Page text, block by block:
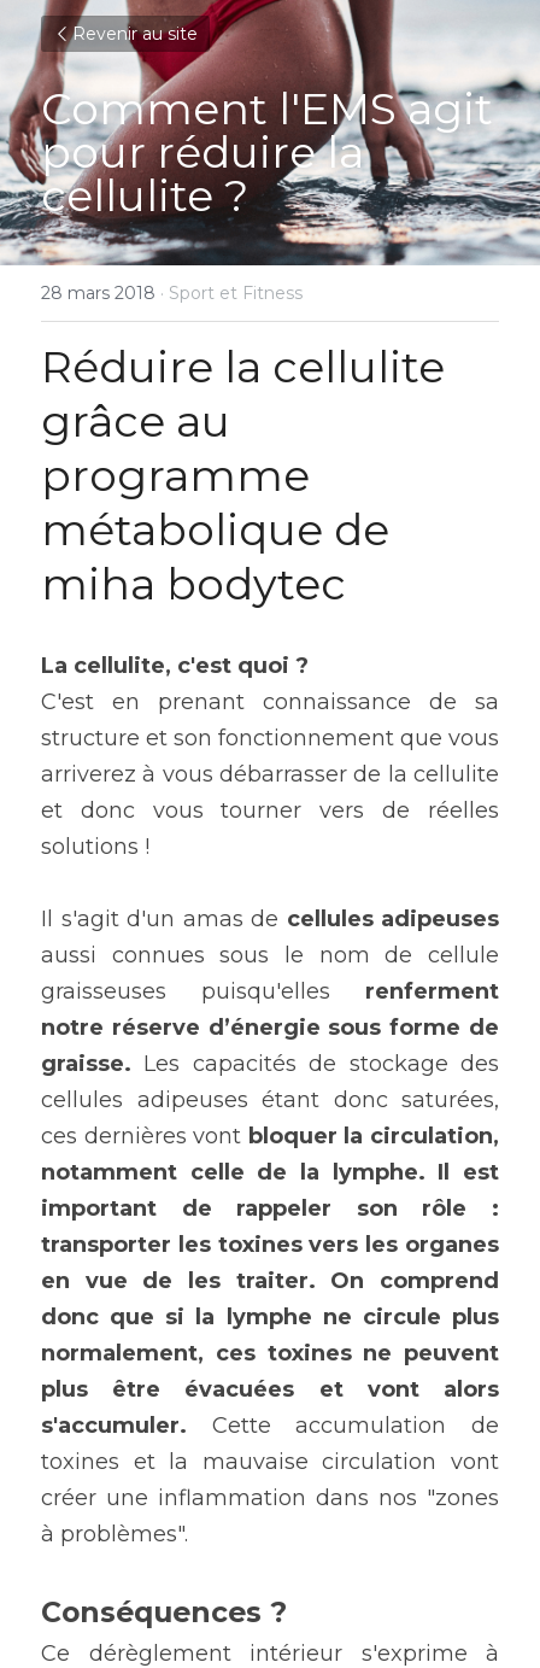
Revenir au site
Comment l'EMS agit
pour réduire la
cellulite ?
28 mars 2018 · Sport et Fitness
Réduire la cellulite
grâce au
programme
métabolique de
miha bodytec
La cellulite, c'est quoi ?
C'est en prenant connaissance de sa
structure et son fonctionnement que vous
arriverez à vous débarrasser de la cellulite
et donc vous tourner vers de réelles
solutions !
Il s'agit d'un amas de cellules adipeuses
aussi connues sous le nom de cellule
graisseuses puisqu'elles renferment
notre réserve d’énergie sous forme de
graisse. Les capacités de stockage des
cellules adipeuses étant donc saturées,
ces dernières vont bloquer la circulation,
notamment celle de la lymphe. Il est
important de rappeler son rôle :
transporter les toxines vers les organes
en vue de les traiter. On comprend
donc que si la lymphe ne circule plus
normalement, ces toxines ne peuvent
plus être évacuées et vont alors
s'accumuler. Cette accumulation de
toxines et la mauvaise circulation vont
créer une inflammation dans nos "zones
à problèmes".
Conséquences ?
Ce dérèglement intérieur s'exprime à